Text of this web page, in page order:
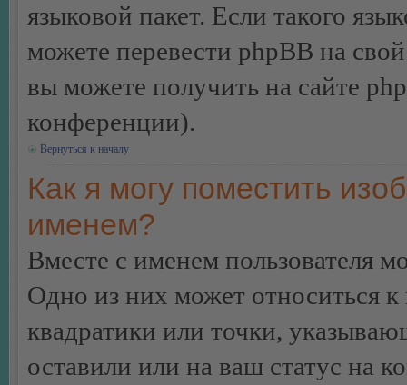
языковой пакет. Если такого
можете перевести phpBB на
вы можете получить на сайте
конференции).
Вернуться к началу
Как я могу поместить
именем?
Вместе с именем пользователя
Одно из них может относиться
квадратики или точки,
оставили или на ваш статус на